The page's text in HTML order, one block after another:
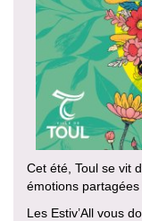
Cet été, Toul se vit
émotions partagées
Les Estiv’All vous